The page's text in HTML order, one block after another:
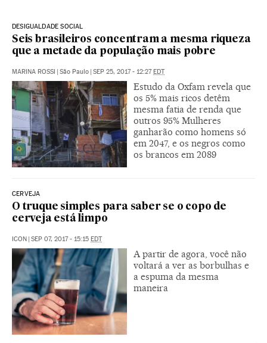
DESIGUALDADE SOCIAL
Seis brasileiros concentram a mesma riqueza
que a metade da população mais pobre
MARINA ROSSI | São Paulo | SEP 25, 2017 - 12:27EDT
Estudo da Oxfam revela que
os 5% mais ricos detêm
mesma fatia de renda que
outros 95% Mulheres
ganharão como homens só
em 2047, e os negros como
os brancos em 2089
CERVEJA
O truque simples para saber se o copo de
cerveja está limpo
ICON | SEP 07, 2017 - 15:15 EDT
A partir de agora, você não
voltará a ver as borbulhas e
a espuma da mesma
maneira